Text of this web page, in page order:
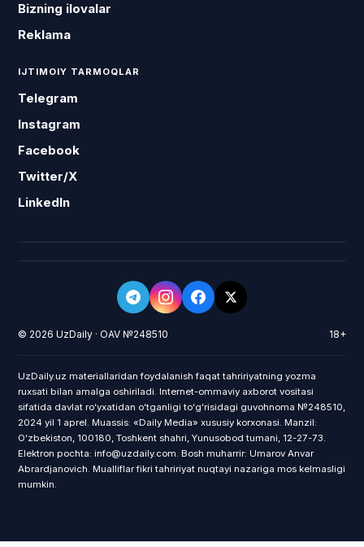
Bizning ilovalar
Reklama
IJTIMOIY TARMOQLAR
Telegram
Instagram
Facebook
Twitter/X
LinkedIn
© 2026 UzDaily · OAV №248510 18+
UzDaily.uz materiallaridan foydalanish faqat tahririyatning yozma
ruxsati bilan amalga oshiriladi. Internet-ommaviy axborot vositasi
sifatida davlat roʻyxatidan oʻtganligi toʻgʻrisidagi guvohnoma №248510,
2024 yil 1 aprel. Muassis: «Daily Media» xususiy korxonasi. Manzil:
Oʻzbekiston, 100180, Toshkent shahri, Yunusobod tumani, 12-27-73.
Elektron pochta: info@uzdaily.com. Bosh muharrir: Umarov Anvar
Abrardjanovich. Mualliflar fikri tahririyat nuqtayi nazariga mos kelmasligi
mumkin.